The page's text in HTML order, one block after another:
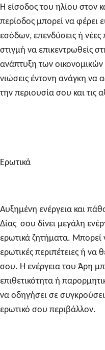
Η είσοδος του ηλίου στον
περίοδος μπορεί να φέρει
εσόδων, επενδύσεις ή νέες
στιγμή να επικεντρωθείς
ανάπτυξη των
νιώσεις έντονη ανάγκη να
την περιουσία σου και τις
Ερωτικά
Αυξημένη ενέργεια και
Δίας σου δίνει μεγάλη
ερωτικά ζητήματα. Μπορεί
ερωτικές περιπέτειες ή να
σου. Η ενέργεια του Άρη
επιθετικότητα ή
να οδηγήσει σε
ερωτικό σου περιβάλλον.